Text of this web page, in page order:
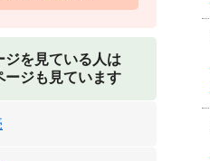
ジを見ている人は
ージも見ています